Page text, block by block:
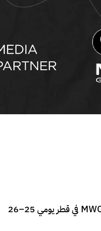
انطلاق أول نسخة من MWC Doha في قطر يومي 25–26